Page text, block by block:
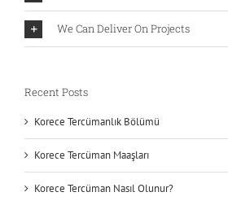
We Can Deliver On Projects
Recent Posts
Korece Tercümanlık Bölümü
Korece Tercüman Maaşları
Korece Tercüman Nasıl Olunur?